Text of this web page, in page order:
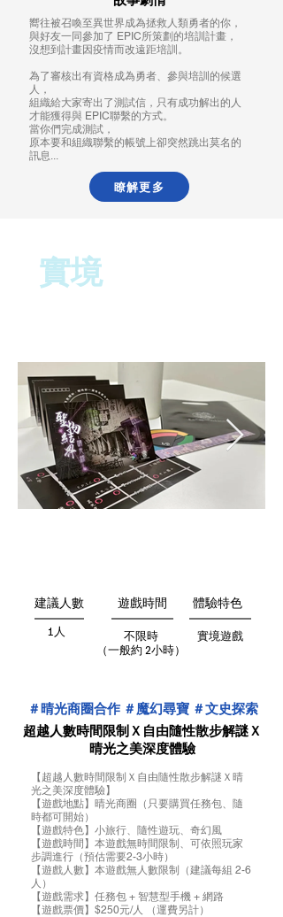
嚮往被召喚至異世界成為拯救人類勇者的你，
與好友一同參加了 EPIC所策劃的培訓計畫，
沒想到計畫因疫情而改遠距培訓。
為了審核出有資格成為勇者、參與培訓的候選
人，
組織給大家寄出了測試信，只有成功解出的人
才能獲得與 EPIC聯繫的方式。
當你們完成測試，
原本要和組織聯繫的帳號上卻突然跳出莫名的
訊息...
瞭解更多
​實境
建議人數
1人
遊戲時間
不限時
（一般約 2小時）
體驗特色
實境遊戲
＃晴光商圈合作 ＃魔幻尋寶 ＃文史探索
超越人數時間限制Ｘ自由隨性散步解謎Ｘ
晴光之美深度體驗
【超越人數時間限制Ｘ自由隨性散步解謎Ｘ晴
光之美深度體驗】
【遊戲地點】晴光商圈（只要購買任務包、隨
時都可開始）
【遊戲特色】小旅行、隨性遊玩、奇幻風
【遊戲時間】本遊戲無時間限制、可依照玩家
步調進行（預估需要2-3小時）
【遊戲人數】本遊戲無人數限制（建議每組 2-6
人）
【遊戲需求】任務包 + 智慧型手機 + 網路
【遊戲票價】$250元/人 （運費另計）